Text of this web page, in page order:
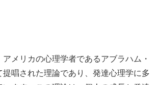
アメリカの心理学者であるアブラハム・
提唱された理論であり、発達心理学に多